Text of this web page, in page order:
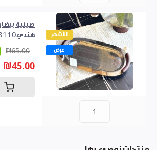
الأشهر
عرض
صينية
هنديELEGANT 9258110
₪65.00
₪45.00